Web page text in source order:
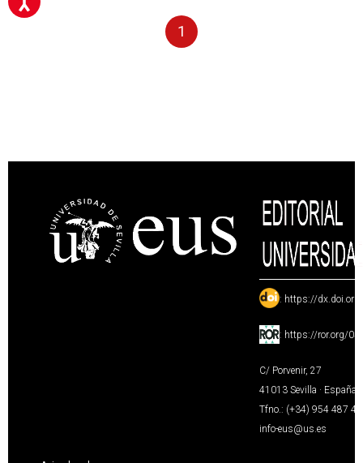
1
: https://
: https://ror.org/
C/ Porvenir, 27
41013 Sevilla · España
Tfno.: (+34) 954 487
info-eus@us.es